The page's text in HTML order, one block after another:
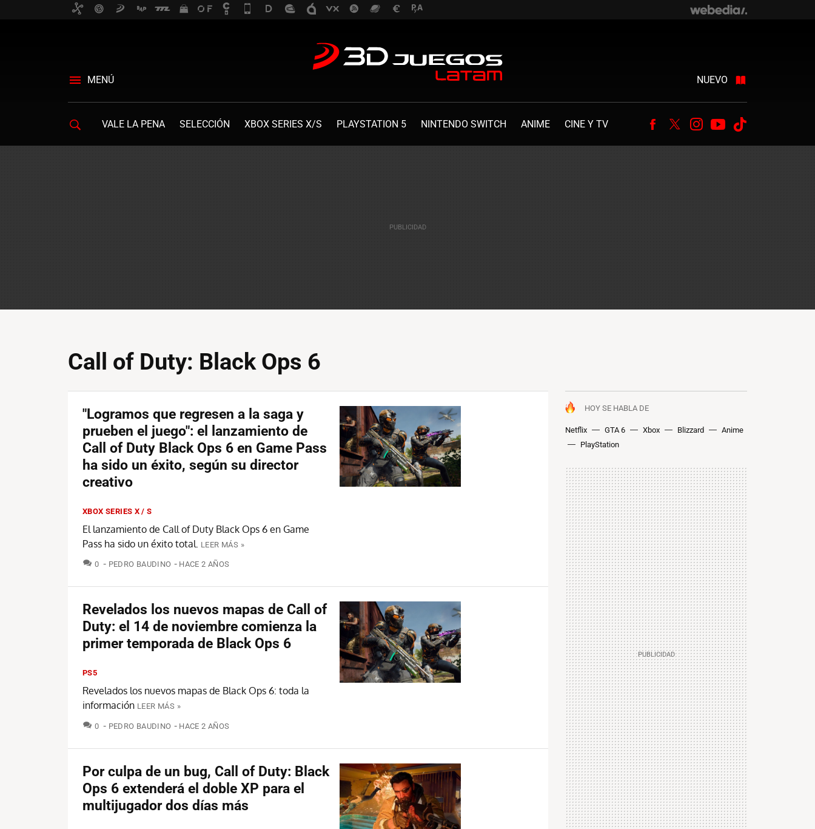
MENÚ NUEVO
VALE LA PENA SELECCIÓN XBOX SERIES X/S PLAYSTATION 5 NINTENDO SWITCH ANIME CINE Y TV Facebook
TwitterInstagram
Youtube
Call of Duty: Black Ops 6
HOY SE HABLA DE
Netflix GTA 6 Xbox Blizzard
Anime
PlayStation
"Logramos que regresen a la saga y
prueben el juego": el lanzamiento de
Call of Duty Black Ops 6 en Game Pass
ha sido un éxito, según su director
creativo
XBOX SERIES X / S
El lanzamiento de Call of Duty Black Ops 6 en Game
Pass ha sido un éxito total.
LEER MÁS »
0 COMENTARIOS
PEDRO BAUDINO HACE 2 AÑOS
Revelados los nuevos mapas de Call of
Duty: el 14 de noviembre comienza la
primer temporada de Black Ops 6
PS5
Revelados los nuevos mapas de Black Ops 6: toda la
información LEER MÁS »
0 COMENTARIOS
PEDRO BAUDINO HACE 2 AÑOS
Por culpa de un bug, Call of Duty: Black
Ops 6 extenderá el doble XP para el
multijugador dos días más